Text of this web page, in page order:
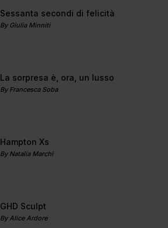
Sessanta secondi di felicità
By Giulia Minniti
La sorpresa è, ora, un lusso
By Francesca Soba
Hampton Xs
By Natalia Marchi
GHD Sculpt
By Alice Ardore